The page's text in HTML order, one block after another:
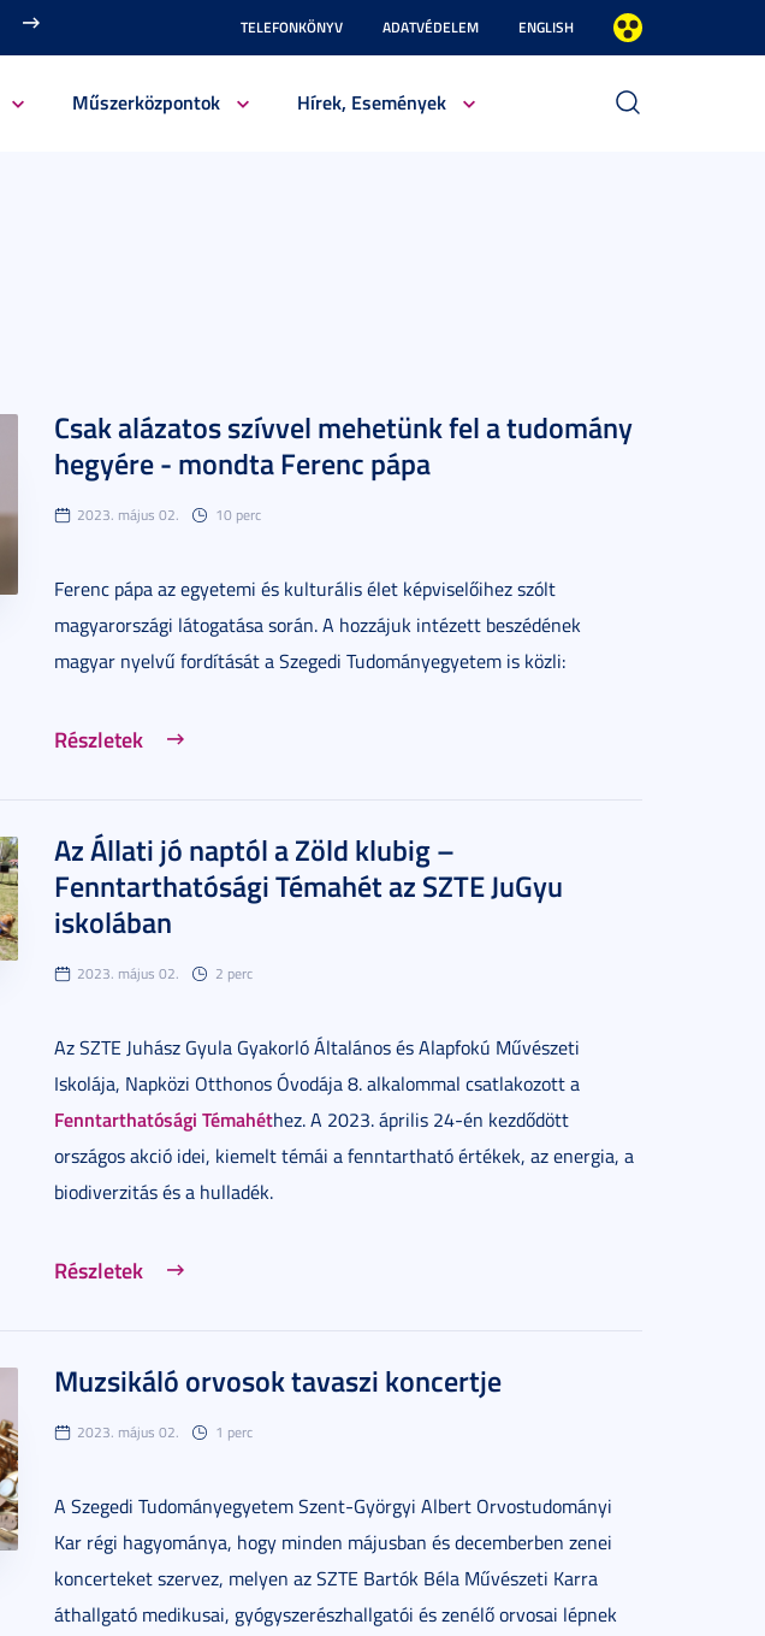
TELEFONKÖNYV ADATVÉDELEM ENGLISH
Műszerközpontok Hírek, Események
Csak alázatos szívvel mehetünk fel a tudomány
hegyére - mondta Ferenc pápa
2023. május 02. 10 perc
Ferenc pápa az egyetemi és kulturális élet képviselőihez szólt
magyarországi látogatása során. A hozzájuk intézett beszédének
magyar nyelvű fordítását a Szegedi Tudományegyetem is közli:
Részletek
Az Állati jó naptól a Zöld klubig –
Fenntarthatósági Témahét az SZTE JuGyu
iskolában
2023. május 02. 2 perc
Az SZTE Juhász Gyula Gyakorló Általános és Alapfokú Művészeti
Iskolája, Napközi Otthonos Óvodája 8. alkalommal csatlakozott a
Fenntarthatósági Témahéthez. A 2023. április 24-én kezdődött
országos akció idei, kiemelt témái a fenntartható értékek, az energia, a
biodiverzitás és a hulladék.
Részletek
Muzsikáló orvosok tavaszi koncertje
2023. május 02. 1 perc
A Szegedi Tudományegyetem Szent-Györgyi Albert Orvostudományi
Kar régi hagyománya, hogy minden májusban és decemberben zenei
koncerteket szervez, melyen az SZTE Bartók Béla Művészeti Karra
áthallgató medikusai, gyógyszerészhallgatói és zenélő orvosai lépnek